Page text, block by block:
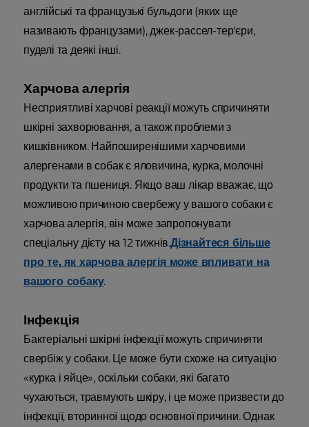
англійські та французькі бульдоги (яких ще
називають французами), джек-рассел-тер'єри,
пуделі та деякі інші.
Харчова алергія
Несприятливі харчові реакції можуть спричиняти
шкірні захворювання, а також проблеми з
кишківником. Найпоширенішими харчовими
алергенами в собак є яловичина, курка, молочні
продукти та пшениця. Якщо ваш лікар вважає, що
можливою причиною свербежу у вашого собаки є
харчова алергія, він може запропонувати
спеціальну дієту на 12 тижнів.Дізнайтеся більше
про те, як харчова алергія може впливати на
вашого собаку.
Інфекція
Бактеріальні шкірні інфекції можуть спричиняти
свербіж у собаки. Це може бути схоже на ситуацію
«курка і яйце», оскільки собаки, які багато
чухаються, травмують шкіру, і це може призвести до
інфекції, вторинної щодо основної причини. Однак